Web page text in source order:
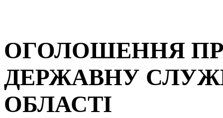
ОГОЛОШЕННЯ
ДЕРЖАВНУ
ОБЛАСТІ